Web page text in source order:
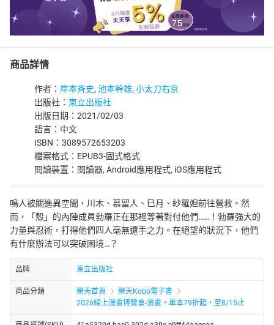
商品詳情
作者： 岸本斉史, 池本幹雄, 小太刀右京
出版社： 東立出版社
出版日期：2021/02/03
語言：中文
ISBN：3089572653203
檔案格式：EPUB3-固式格式
閱讀裝置：閱讀器, Android應用程式, iOS應用程式
鳴人被關進異空間，川木、慕留人、巳月、紗羅妲前往營救。然
而，「殼」的內陣成員勃羅正在那裡等著對付他們……！勃羅強大的
力量與忍術，打得他們四人毫無還手之力。在絕望的狀況下，他們
有什麼辦法可以突破困境…？
品牌 東立出版社
商品分類 樂天首頁
樂天Kobo電子書
2026線上漫畫博覽會-漫畫，單本79折起，至8/15止